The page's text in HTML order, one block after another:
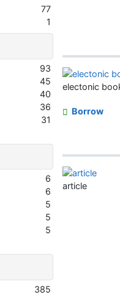
electonic
Borrow
article
77
1
93
45
40
36
31
6
6
5
5
5
385